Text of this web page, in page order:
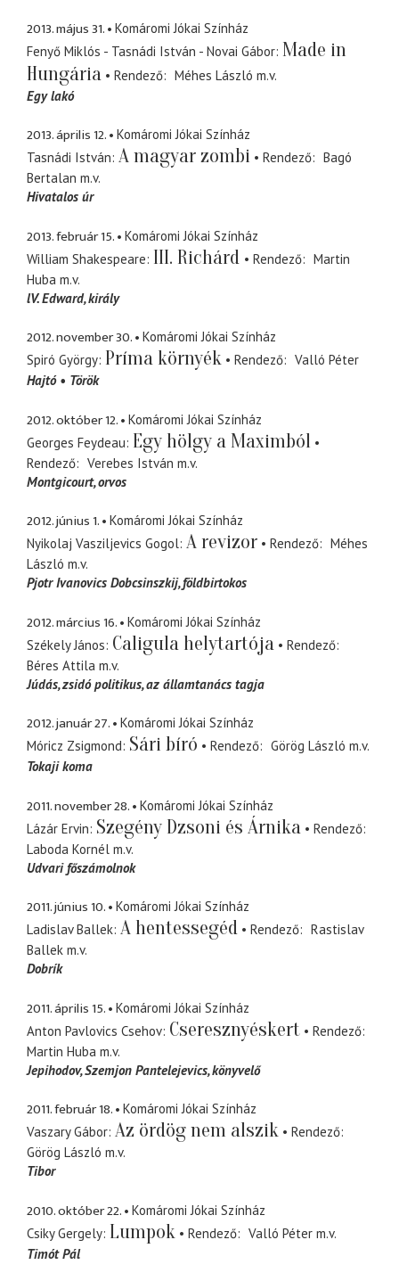
2013. május 31.
Komáromi Jókai Színház
Fenyő Miklós - Tasnádi István - Novai Gábor Made in
Hungária
Rendező Méhes László m.v.
Egy lakó
2013. április 12.
Komáromi Jókai Színház
Tasnádi István A magyar zombi Rendező
Bagó
Bertalan m.v.
Hivatalos úr
2013. február 15.
Komáromi Jókai Színház
William Shakespeare III. Richárd Rendező
Martin
Huba m.v.
lV. Edward király
2012. november 30.
Komáromi Jókai Színház
Spiró György Príma környék Rendező
Valló Péter
Hajtó
Török
2012. október 12.
Komáromi Jókai Színház
Georges Feydeau Egy hölgy a Maximból
Rendező Verebes István m.v.
Montgicourt orvos
2012. június 1.
Komáromi Jókai Színház
Nyikolaj Vasziljevics Gogol A revizor Rendező
Méhes
László m.v.
Pjotr Ivanovics Dobcsinszkij földbirtokos
2012. március 16.
Komáromi Jókai Színház
Székely János Caligula helytartója
Rendező
Béres Attila m.v.
Júdás zsidó politikus, az államtanács tagja
2012. január 27.
Komáromi Jókai Színház
Móricz Zsigmond Sári bíró Rendező Görög László m.v.
Tokaji koma
2011. november 28.
Komáromi Jókai Színház
Lázár Ervin Szegény Dzsoni és Árnika
Rendező
Laboda Kornél m.v.
Udvari főszámolnok
2011. június 10.
Komáromi Jókai Színház
Ladislav Ballek A hentessegéd Rendező
Rastislav
Ballek m.v.
Dobrík
2011. április 15.
Komáromi Jókai Színház
Anton Pavlovics Csehov Cseresznyéskert
Rendező
Martin Huba m.v.
Jepihodov Szemjon Pantelejevics, könyvelő
2011. február 18.
Komáromi Jókai Színház
Vaszary Gábor Az ördög nem alszik
Rendező
Görög László m.v.
Tibor
2010. október 22.
Komáromi Jókai Színház
Csiky Gergely Lumpok Rendező Valló Péter m.v.
Timót Pál